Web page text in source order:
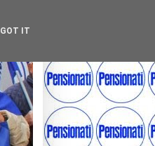
GOT IT